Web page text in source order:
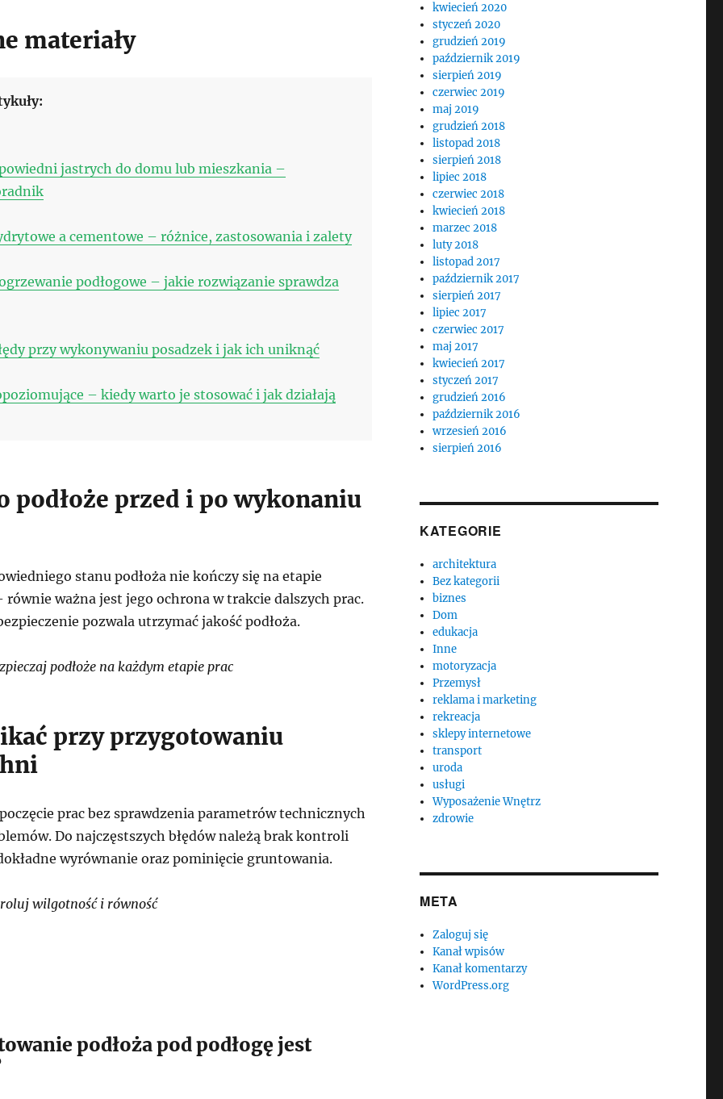
materiały
jastrych do domu lub mieszkania –
a cementowe – różnice, zastosowania i zalety
podłogowe – jakie rozwiązanie sprawdza
przy wykonywaniu posadzek i jak ich uniknąć
– kiedy warto je stosować i jak działają
podłoże przed i po wykonaniu
stanu podłoża nie kończy się na etapie
ważna jest jego ochrona w trakcie dalszych prac.
pozwala utrzymać jakość podłoża.
podłoże na każdym etapie prac
przy przygotowaniu
prac bez sprawdzenia parametrów technicznych
Do najczęstszych błędów należą brak kontroli
wyrównanie oraz pominięcie gruntowania.
wilgotność i równość
podłoża pod podłogę jest
kwiecień 2020
styczeń 2020
grudzień 2019
październik 2019
sierpień 2019
czerwiec 2019
maj 2019
grudzień 2018
listopad 2018
sierpień 2018
lipiec 2018
czerwiec 2018
kwiecień 2018
marzec 2018
luty 2018
listopad 2017
październik 2017
sierpień 2017
lipiec 2017
czerwiec 2017
maj 2017
kwiecień 2017
styczeń 2017
grudzień 2016
październik 2016
wrzesień 2016
sierpień 2016
KATEGORIE
architektura
Bez kategorii
biznes
Dom
edukacja
Inne
motoryzacja
Przemysł
reklama i marketing
rekreacja
sklepy internetowe
transport
uroda
usługi
Wyposażenie Wnętrz
zdrowie
META
Zaloguj się
Kanał wpisów
Kanał komentarzy
WordPress.org